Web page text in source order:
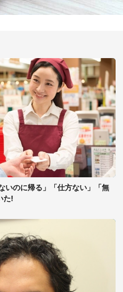
いのに帰る」「仕方ない」「無
た!